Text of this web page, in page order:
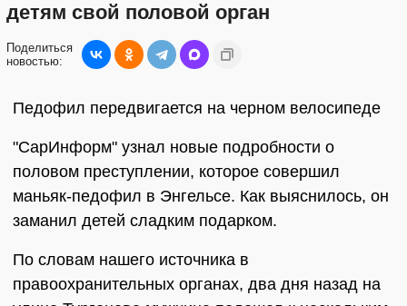
детям свой половой орган
Поделиться
новостью:
Педофил передвигается на черном велосипеде
"СарИнформ" узнал новые подробности о
половом преступлении, которое совершил
маньяк-педофил в Энгельсе. Как выяснилось, он
заманил детей сладким подарком.
По словам нашего источника в
правоохранительных органах, два дня назад на